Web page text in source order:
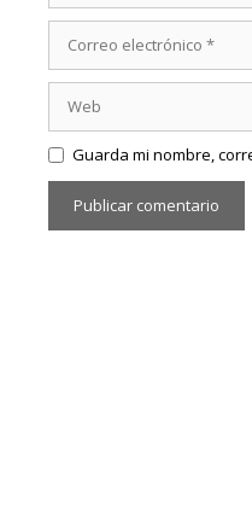
electrónico
Guarda mi nombre,